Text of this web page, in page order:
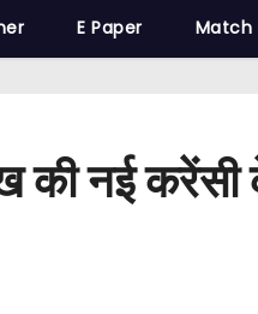
E Paper Match
नई करेंसी के